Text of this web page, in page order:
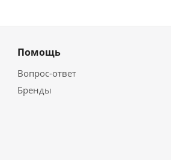
Помощь
Вопрос-ответ
Бренды